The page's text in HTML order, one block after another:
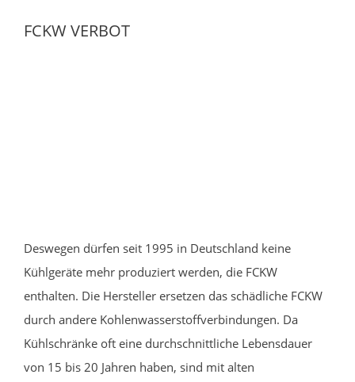
FCKW VERBOT
Deswegen dürfen seit 1995 in Deutschland keine
Kühlgeräte mehr produziert werden, die FCKW
enthalten. Die Hersteller ersetzen das schädliche FCKW
durch andere Kohlenwasserstoffverbindungen. Da
Kühlschränke oft eine durchschnittliche Lebensdauer
von 15 bis 20 Jahren haben, sind mit alten